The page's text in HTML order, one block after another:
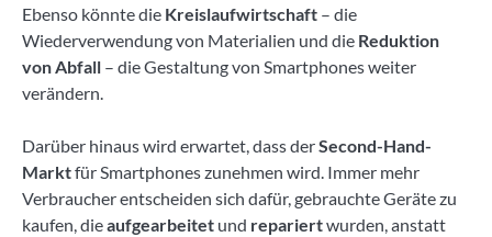
Ebenso könnte die Kreislaufwirtschaft – die
Wiederverwendung von Materialien und die Reduktion
von Abfall – die Gestaltung von Smartphones weiter
verändern.
Darüber hinaus wird erwartet, dass derSecond-Hand-
Marktfür Smartphones zunehmen wird. Immer mehr
Verbraucher entscheiden sich dafür, gebrauchte Geräte zu
kaufen, dieaufgearbeitet und repariertwurden, anstatt